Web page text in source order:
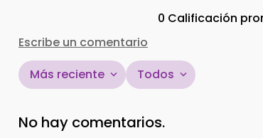
0 Calificación
Escribe un comentario
Título
Más reciente Todos
No hay comentarios.